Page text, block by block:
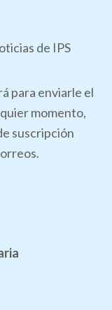
de IPS
para enviarle el
momento,
suscripción